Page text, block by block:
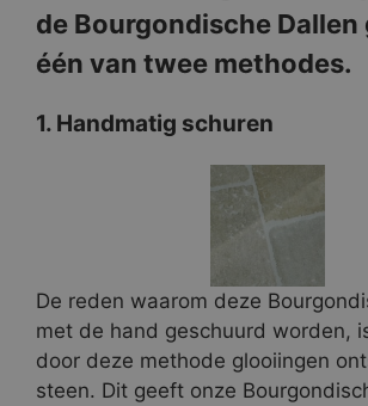
de Bourgondische
één van twee methodes.
1. Handmatig schuren
De reden waarom deze
met de hand geschuurd worden,
door deze methode glooiingen
steen. Dit geeft onze